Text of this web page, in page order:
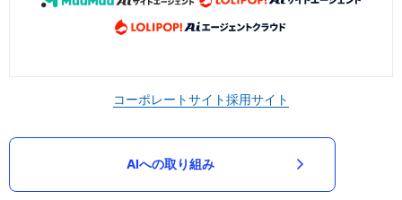
コーポレートサイト採用サイト
AIへの取り組み